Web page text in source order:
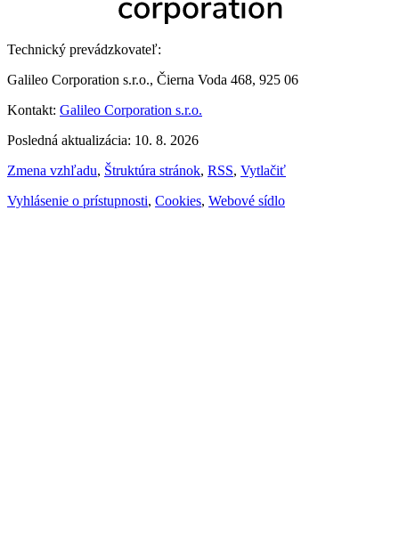
Technický prevádzkovateľ:
Galileo Corporation s.r.o., Čierna Voda 468, 925 06
Kontakt: Galileo Corporation s.r.o.
Posledná aktualizácia: 10. 8. 2026
Zmena vzhľadu, Štruktúra stránok, RSS, Vytlačiť
Vyhlásenie o prístupnosti, Cookies, Webové sídlo